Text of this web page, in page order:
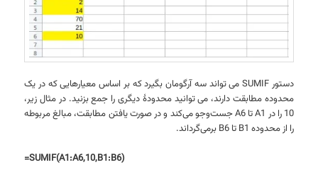
دستور SUMIF می تواند سه آرگومان بگیرد که بر اساس معیارهایی که در یک
محدوده مطابقت دارند، می توانید محدودهٔ دیگری را جمع بزنید. در مثال زیر،
10 را در A1 تا A6 جست‌وجو می‌کند و در صورت یافتن مطابقت، مبالغ مربوطه
را از محدوده B1 تا B6 برمی‌گرداند.
=SUMIF(A1:A6,10,B1:B6)